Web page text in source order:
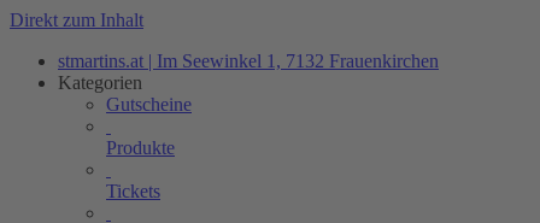
Direkt zum Inhalt
stmartins.at | Im Seewinkel 1, 7132 Frauenkirchen
Kategorien
Gutscheine
Produkte
Tickets